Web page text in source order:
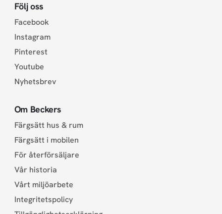
Följ oss
Facebook
Instagram
Pinterest
Youtube
Nyhetsbrev
Om Beckers
Färgsätt hus & rum
Färgsätt i mobilen
För återförsäljare
Vår historia
Vårt miljöarbete
Integritetspolicy